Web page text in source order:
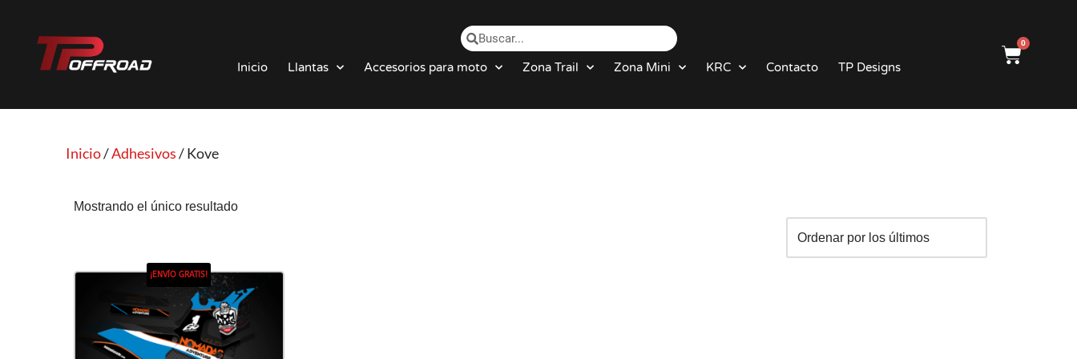
Saltar
Inicio Llantas Accesorios para moto Zona Trail Zona Mini KRC Contacto TP Designs
0
Inicio/Adhesivos/ Kove
Mostrando el único resultado
¡ENVÍO GRATIS!